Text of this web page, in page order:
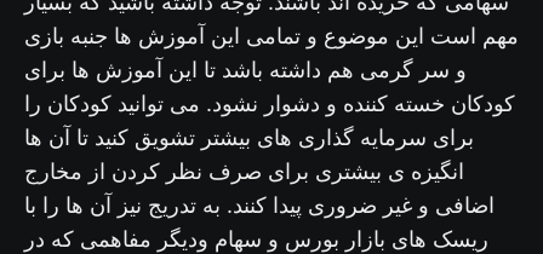
مهم است این موضوع و تمامی این آموزش ها جنبه بازی
و سر گرمی هم داشته باشد تا این آموزش ها برای
کودکان خسته کننده و دشوار نشود. می توانید کودکان را
برای سرمایه گذاری های بیشتر تشویق کنید تا آن ها
انگیزه ی بیشتری برای صرف نظر کردن از مخارج
اضافی و غیر ضروری پیدا کنند. به تدریج نیز آن ها را با
ریسک های بازار بورس و سهام ودیگر مفاهمی که در